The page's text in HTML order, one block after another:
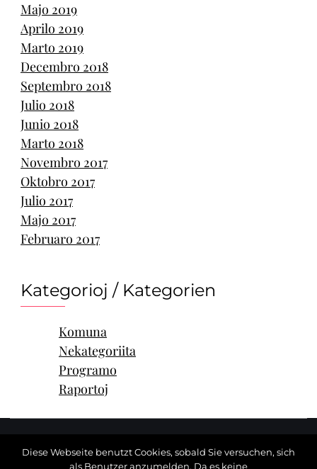
Majo 2019
Aprilo 2019
Marto 2019
Decembro 2018
Septembro 2018
Julio 2018
Junio 2018
Marto 2018
Novembro 2017
Oktobro 2017
Julio 2017
Majo 2017
Februaro 2017
Kategorioj / Kategorien
Komuna
Nekategoriita
Programo
Raportoj
Developed ByGood Looking Themes.
Diese Webseite benutzt Cookies, sobald Sie versuchen, sich
als Benutzer anzumelden. Da es keine